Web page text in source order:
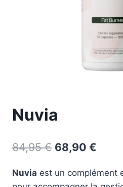
Nuvia
84,95€ Le
initial
68,90 €
actuel
Nuvia est un complément